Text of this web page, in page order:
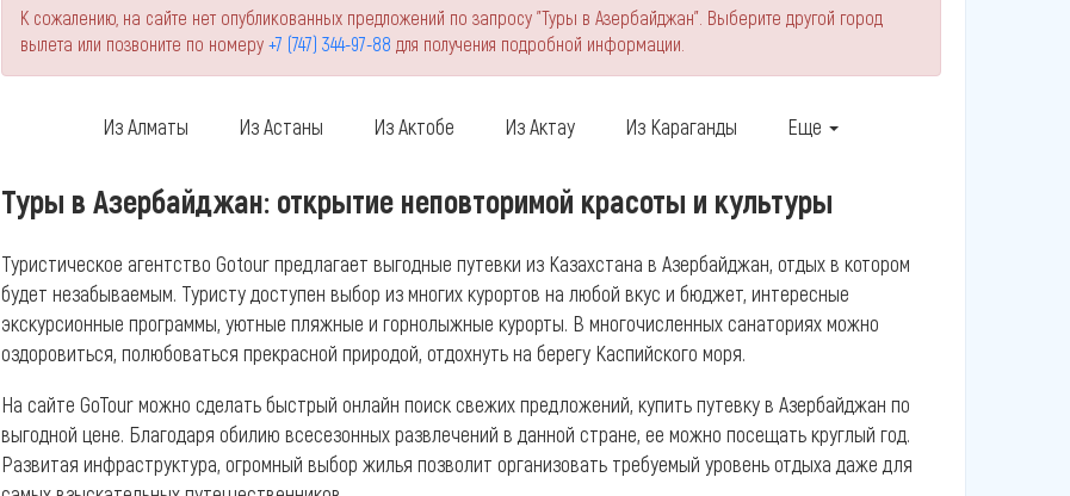
К сожалению, на сайте нет опубликованных предложений по запросу "Туры в Азербайджан". Выберите другой город
вылета или позвоните по номеру +7 (747) 344-97-88 для получения подробной информации.
Из Алматы Из Астаны Из Актобе Из Актау Из Караганды Еще
Туры в Азербайджан: открытие неповторимой красоты и культуры
Туристическое агентство Gotour предлагает выгодные путевки из Казахстана в Азербайджан, отдых в котором
будет незабываемым. Туристу доступен выбор из многих курортов на любой вкус и бюджет, интересные
экскурсионные программы, уютные пляжные и горнолыжные курорты. В многочисленных санаториях можно
оздоровиться, полюбоваться прекрасной природой, отдохнуть на берегу Каспийского моря.
На сайте GoTour можно сделать быстрый онлайн поиск свежих предложений, купить путевку в Азербайджан по
выгодной цене. Благодаря обилию всесезонных развлечений в данной стране, ее можно посещать круглый год.
Развитая инфраструктура, огромный выбор жилья позволит организовать требуемый уровень отдыха даже для